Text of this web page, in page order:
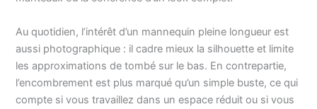
Au quotidien, l’intérêt d’un mannequin pleine longueur est
aussi photographique : il cadre mieux la silhouette et limite
les approximations de tombé sur le bas. En contrepartie,
l’encombrement est plus marqué qu’un simple buste, ce qui
compte si vous travaillez dans un espace réduit ou si vous